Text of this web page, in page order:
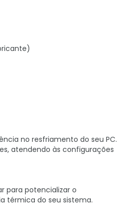
no resfriamento do seu PC.
atendendo às configurações
para potencializar o
térmica do seu sistema.